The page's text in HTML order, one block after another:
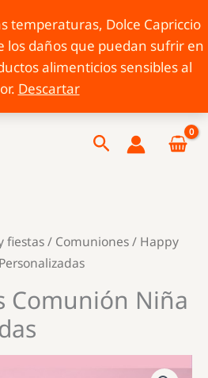
temperaturas, Dolce Capriccio
los daños que puedan sufrir en
alimenticios sensibles al
Descartar
Buscar
fiestas/ Comuniones/ Happy
Comunión Niña